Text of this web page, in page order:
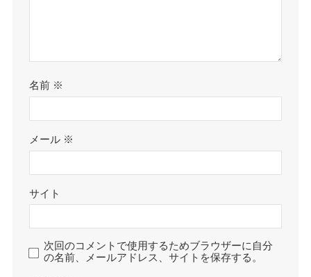
名前 ※
メール ※
サイト
次回のコメントで使用するためブラウザーに自分
の名前、メールアドレス、サイトを保存する。